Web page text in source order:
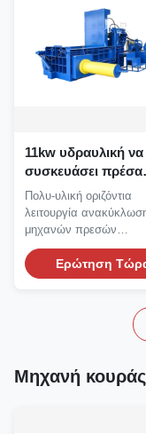
11kw υδραυλική να
συσκευάσει πρέσα
απορρίματος
μηχανών οριζόντια
Πολυ-υλική οριζόντια
λειτουργία
μηχανών πρεσών
απορρίματος Μηχανή
απορρίματος...
Ερώτηση
Μηχανή